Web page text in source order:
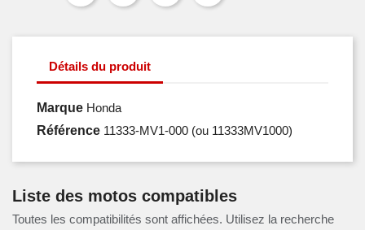
Détails du produit
Marque Honda
Référence 11333-MV1-000 (ou 11333MV1000)
Liste des motos compatibles
Toutes les compatibilités sont affichées. Utilisez la recherche